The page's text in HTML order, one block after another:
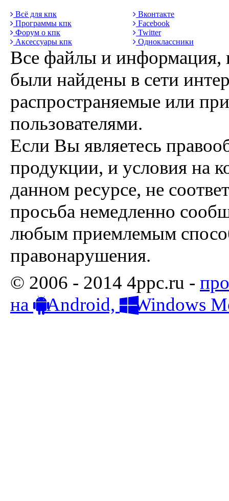
Всё для кпк
Программы кпк
Форум о кпк
Аксессуары кпк
Вконтакте
Facebook
Twitter
Одноклассники
Все файлы и информация,
были найдены в сети
распространяемые или
пользователями.
Если Вы являетесь
продукции, и условия на
данном ресурсе, не
просьба немедленно
любым приемлемым
правонарушения.
© 2006 - 2014 4ppc.ru -
на
Android, Windows